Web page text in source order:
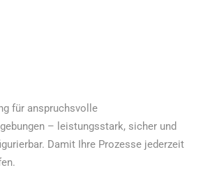
für anspruchsvolle
– leistungsstark, sicher und
Damit Ihre Prozesse jederzeit